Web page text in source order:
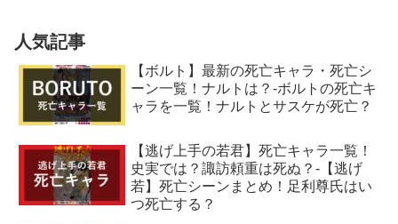
人気記事
【ボルト】最新の死亡キャラ・死亡シ
ーン一覧！ナルトは？-ボルトの死亡キ
ャラを一覧！ナルトとサスケが死亡？
【逃げ上手の若君】死亡キャラ一覧！
史実では？諏訪頼重は死ぬ？-【逃げ
若】死亡シーンまとめ！足利尊氏はい
つ死亡する？